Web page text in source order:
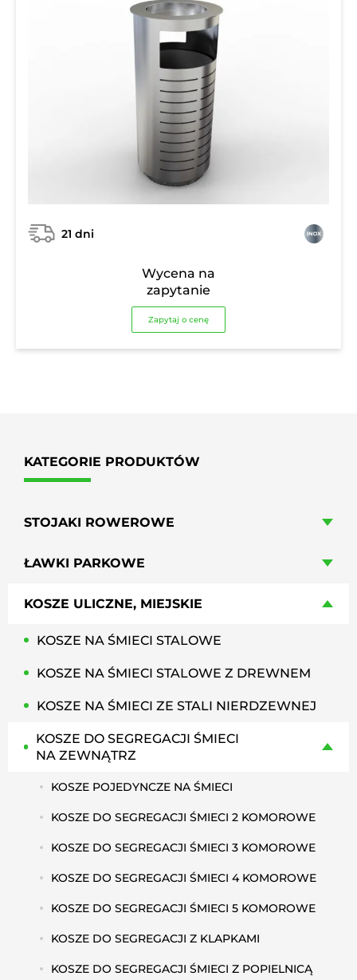
21 dni
Wycena na
zapytanie
Zapytaj o cenę
KATEGORIE PRODUKTÓW
STOJAKI ROWEROWE
ŁAWKI PARKOWE
KOSZE ULICZNE, MIEJSKIE
KOSZE NA ŚMIECI STALOWE
KOSZE NA ŚMIECI STALOWE Z DREWNEM
KOSZE NA ŚMIECI ZE STALI NIERDZEWNEJ
KOSZE DO SEGREGACJI ŚMIECI
NA ZEWNĄTRZ
KOSZE POJEDYNCZE NA ŚMIECI
KOSZE DO SEGREGACJI ŚMIECI 2 KOMOROWE
KOSZE DO SEGREGACJI ŚMIECI 3 KOMOROWE
KOSZE DO SEGREGACJI ŚMIECI 4 KOMOROWE
KOSZE DO SEGREGACJI ŚMIECI 5 KOMOROWE
KOSZE DO SEGREGACJI Z KLAPKAMI
KOSZE DO SEGREGACJI ŚMIECI Z POPIELNICĄ